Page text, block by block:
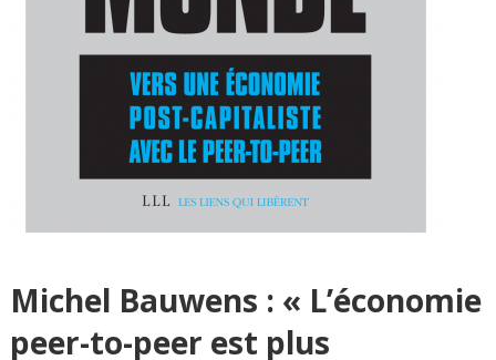
Michel Bauwens : « L’économie
peer-to-peer est plus